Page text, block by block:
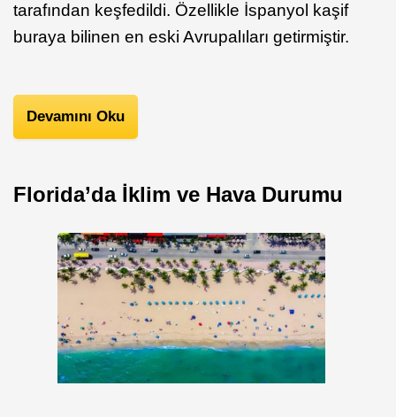
tarafından keşfedildi. Özellikle İspanyol kaşif
buraya bilinen en eski Avrupalıları getirmiştir.
Devamını Oku
Florida’da İklim ve Hava Durumu